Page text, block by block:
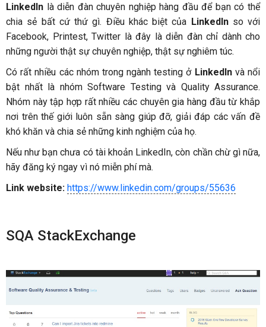
LinkedIn là diễn đàn chuyên nghiệp hàng đầu để bạn có thể
chia sẻ bất cứ thứ gì. Điều khác biệt của LinkedInso với
Facebook, Printest, Twitter là đây là diễn đàn chỉ dành cho
những người thật sự chuyên nghiệp, thật sự nghiêm túc.
Có rất nhiều các nhóm trong ngành testing ở LinkedInvà nổi
bật nhất là nhóm Software Testing và Quality Assurance.
Nhóm này tập hợp rất nhiều các chuyên gia hàng đầu từ khắp
nơi trên thế giới luôn sẵn sàng giúp đỡ, giải đáp các vấn đề
khó khăn và chia sẻ những kinh nghiệm của họ.
Nếu như bạn chưa có tài khoản LinkedIn, còn chần chừ gì nữa,
hãy đăng ký ngay vì nó miễn phí mà.
Link website: https://www.linkedin.com/groups/55636
SQA StackExchange